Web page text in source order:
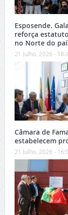
Esposende.
reforça
no Norte do
21 Julho, 2026 -
Câmara de
estabelecem
21 Julho, 2026 -